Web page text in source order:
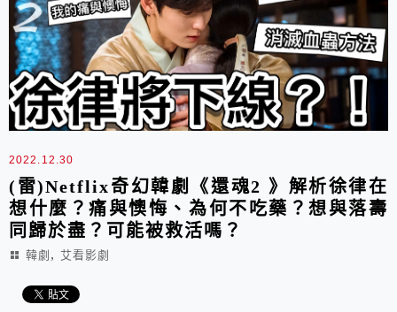
2022.12.30
(雷)Netflix奇幻韓劇《還魂2 》解析徐律在
想什麼？痛與懊悔、為何不吃藥？想與落壽
同歸於盡？可能被救活嗎？
韓劇 , 艾看影劇